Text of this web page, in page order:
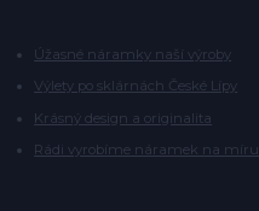
Úžasné náramky naší výroby
Výlety po sklárnách České Lípy
Krásný design a originalita
Rádi vyrobíme náramek na míru